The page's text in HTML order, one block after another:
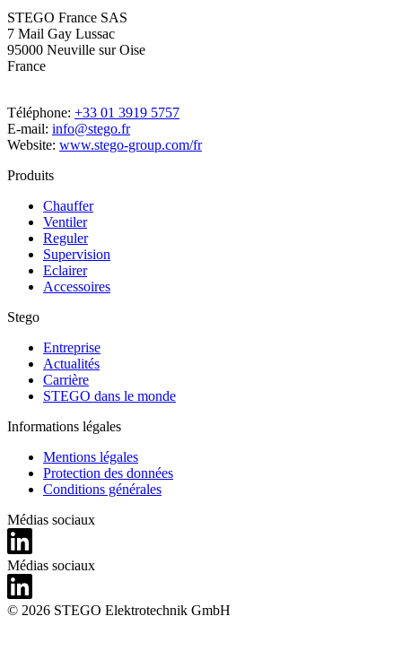
STEGO France SAS
7 Mail Gay Lussac
95000 Neuville sur Oise
France
Téléphone: +33 01 3919 5757
E-mail: info@stego.fr
Website: www.stego-group.com/fr
Produits
Chauffer
Ventiler
Reguler
Supervision
Eclairer
Accessoires
Stego
Entreprise
Actualités
Carrière
STEGO dans le monde
Informations légales
Mentions légales
Protection des données
Conditions générales
Médias sociaux
Médias sociaux
© 2026 STEGO Elektrotechnik GmbH